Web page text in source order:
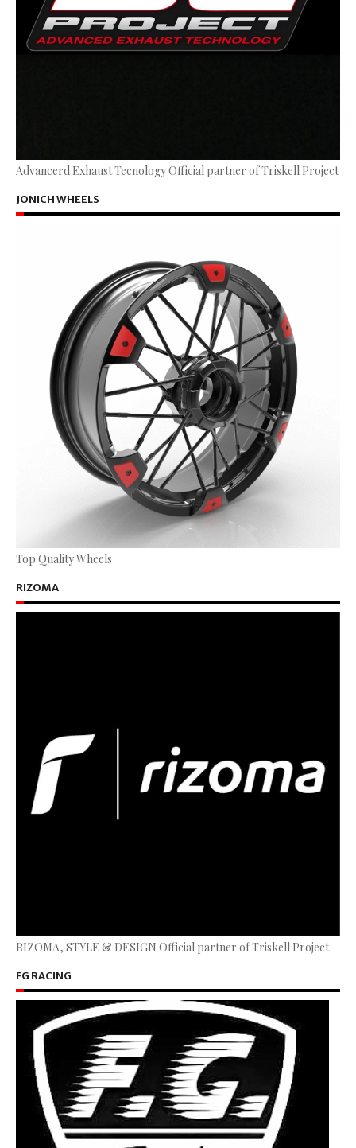
Advancerd Exhaust Tecnology Official partner of Triskell Project
JONICH WHEELS
Top Quality Wheels
RIZOMA
RIZOMA, STYLE & DESIGN Official partner of Triskell Project
FG RACING